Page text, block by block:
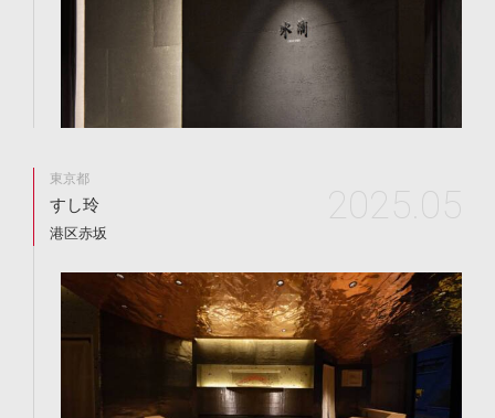
東京都
すし玲
港区赤坂 2025.05